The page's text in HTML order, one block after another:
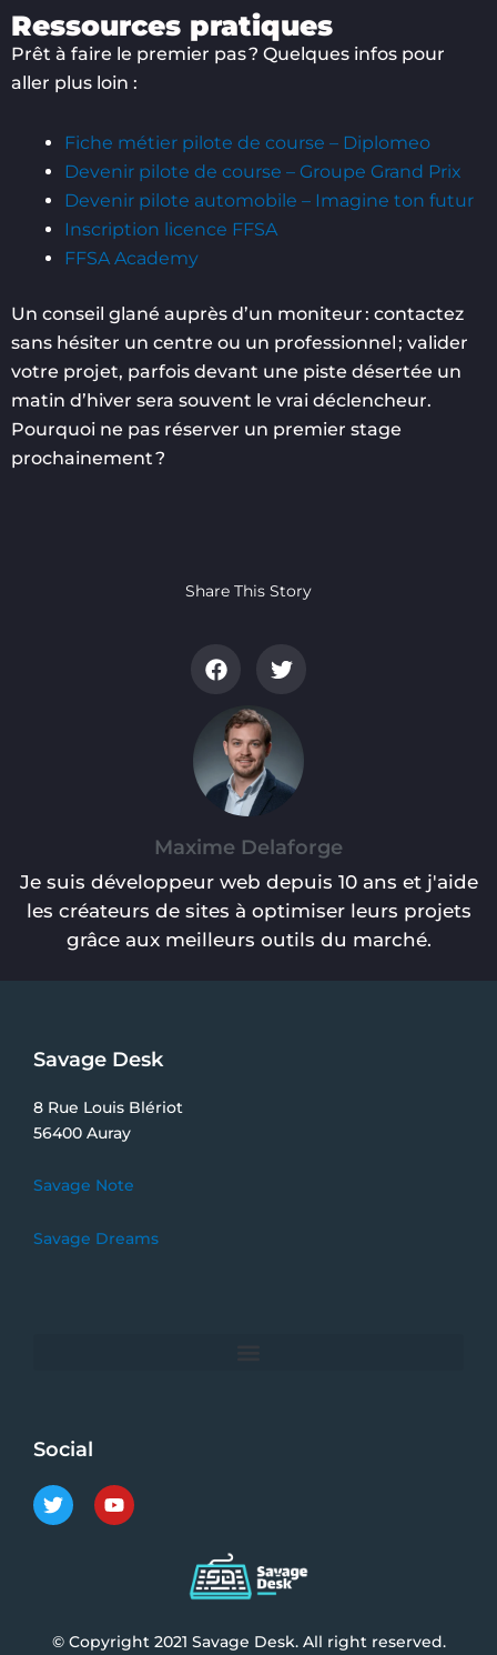
Ressources pratiques
Prêt à faire le premier pas ? Quelques infos pour
aller plus loin :
Fiche métier pilote de course – Diplomeo
Devenir pilote de course – Groupe Grand Prix
Devenir pilote automobile – Imagine ton futur
Inscription licence FFSA
FFSA Academy
Un conseil glané auprès d’un moniteur : contactez
sans hésiter un centre ou un professionnel ; valider
votre projet, parfois devant une piste désertée un
matin d’hiver sera souvent le vrai déclencheur.
Pourquoi ne pas réserver un premier stage
prochainement ?
Share This Story
Maxime Delaforge
Je suis développeur web depuis 10 ans et j'aide
les créateurs de sites à optimiser leurs projets
grâce aux meilleurs outils du marché.
Savage Desk
8 Rue Louis Blériot
56400 Auray
Savage Note
Savage Dreams
Social
T
w
Y
o
© Copyright 2021 Savage Desk. All right reserved.